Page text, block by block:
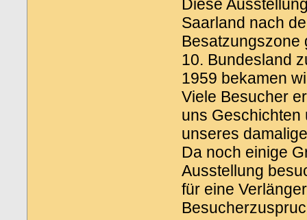
Diese
Saarland nach
Besatzungszone
10. Bundesland
1959 bekamen
Viele Besucher
uns Geschichten
unseres
Da noch einige
Ausstellung
für eine